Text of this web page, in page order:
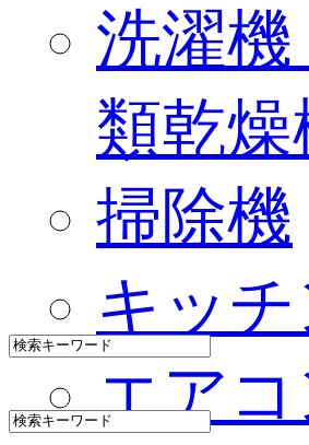
洗濯機
類乾燥
掃除機
キッチ
エアコ